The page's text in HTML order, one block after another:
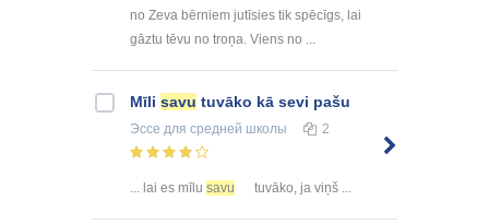
no Zeva bērniem jutīsies tik spēcīgs, lai
gāztu tēvu no troņa. Viens no ...
Mīli savu tuvāko kā sevi pašu
Эссе для средней школы 2
... lai es mīlu savu tuvāko, ja viņš ...